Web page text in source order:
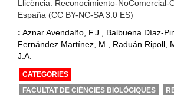
Llicència: Reconocimiento-NoComercial-
España (CC BY-NC-SA 3.0 ES)
: Aznar Avendaño, F.J., Balbuena Díaz-
Fernández Martínez, M., Raduán Ripoll,
J.A.
CATEGORIES
FACULTAT DE CIÈNCIES BIOLÒGIQUES